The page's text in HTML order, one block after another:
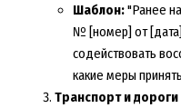
Шаблон:"Ранее
№ [номер] от
содействовать
какие меры
Транспорт и